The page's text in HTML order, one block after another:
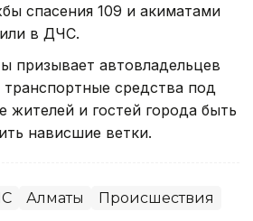
спасения 109 и акиматами
в ДЧС.
призывает автовладельцев
средства под
жителей и гостей города быть
нависшие ветки.
Алматы Происшествия